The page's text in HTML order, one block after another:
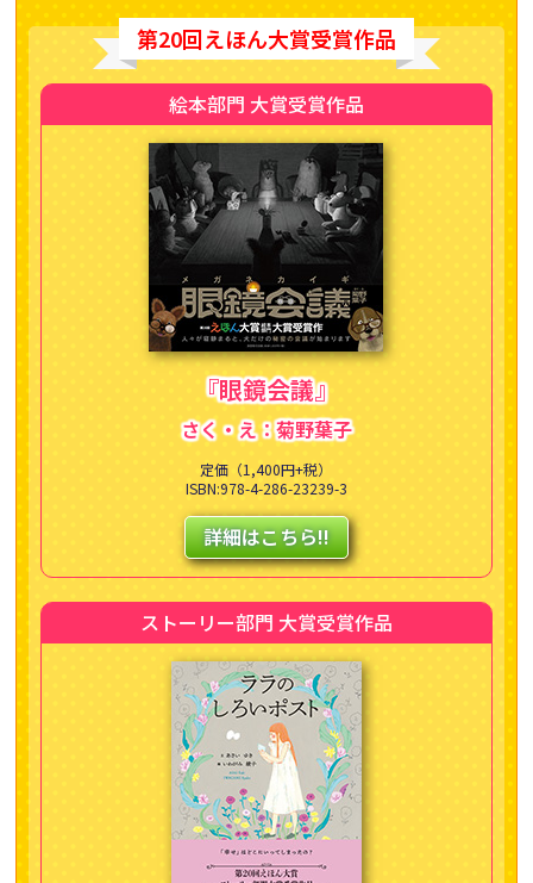
第20回えほん大賞受賞作品
絵本部門 大賞受賞作品
『眼鏡会議』
さく・え：菊野葉子
定価（1,400円+税）
ISBN:978-4-286-23239-3
詳細はこちら!!
ストーリー部門 大賞受賞作品